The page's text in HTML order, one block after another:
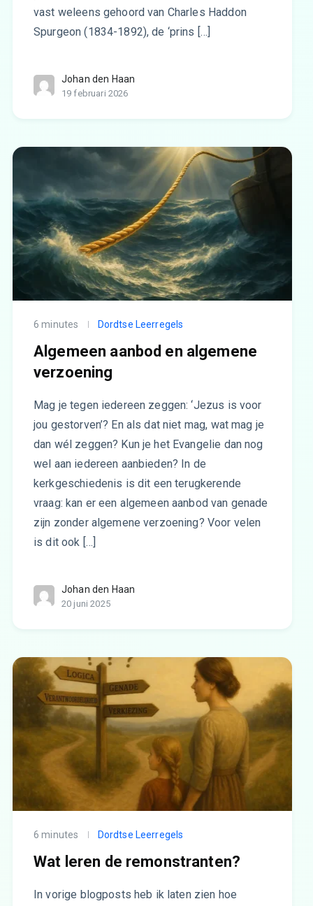
vast weleens gehoord van Charles Haddon
Spurgeon (1834-1892), de ‘prins […]
Johan den Haan
19 februari 2026
6 minutes Dordtse Leerregels
Algemeen aanbod en algemene
verzoening
Mag je tegen iedereen zeggen: ‘Jezus is voor
jou gestorven’? En als dat niet mag, wat mag je
dan wél zeggen? Kun je het Evangelie dan nog
wel aan iedereen aanbieden? In de
kerkgeschiedenis is dit een terugkerende
vraag: kan er een algemeen aanbod van genade
zijn zonder algemene verzoening? Voor velen
is dit ook […]
Johan den Haan
20 juni 2025
6 minutes Dordtse Leerregels
Wat leren de remonstranten?
In vorige blogposts heb ik laten zien hoe